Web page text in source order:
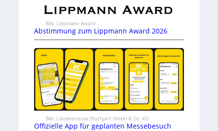
Bild: Lippmann Award
Abstimmung zum Lippmann Award 2026
Bild: Landesmesse Stuttgart GmbH & Co. KG
Offizielle App für geplanten Messebesuch